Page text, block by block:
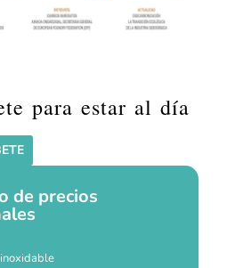
para estar al día
de precios